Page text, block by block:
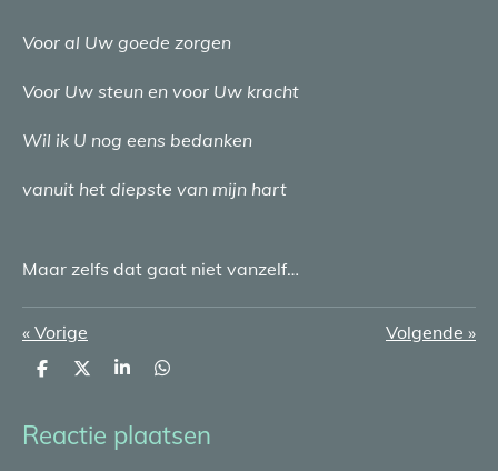
Voor al Uw goede zorgen
Voor Uw steun en voor Uw kracht
Wil ik U nog eens bedanken
vanuit het diepste van mijn hart
Maar zelfs dat gaat niet vanzelf…
« Vorige Volgende »
D
e
n
D
l
S
r
e
D
e
n
Reactie plaatsen